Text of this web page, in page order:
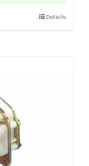
Details